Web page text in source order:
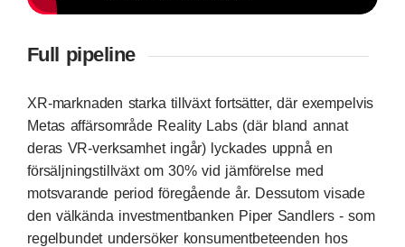
Full pipeline
XR-marknaden starka tillväxt fortsätter, där exempelvis
Metas affärsområde Reality Labs (där bland annat
deras VR-verksamhet ingår) lyckades uppnå en
försäljningstillväxt om 30% vid jämförelse med
motsvarande period föregående år. Dessutom visade
den välkända investmentbanken Piper Sandlers - som
regelbundet undersöker konsumentbeteenden hos